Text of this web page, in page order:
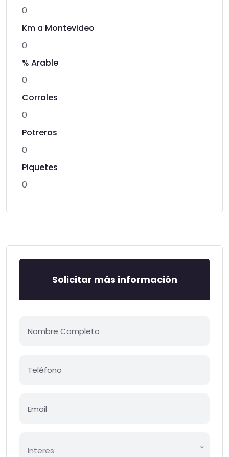
0
Km a Montevideo
0
% Arable
0
Corrales
0
Potreros
0
Piquetes
0
Solicitar más información
Interes